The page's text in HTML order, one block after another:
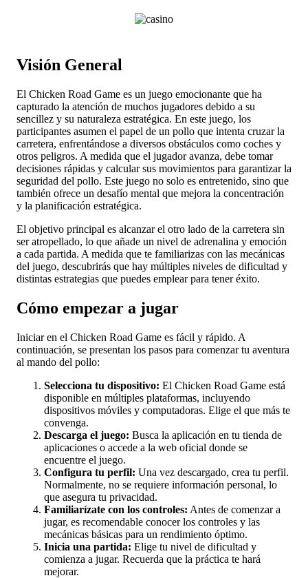
Visión General
El Chicken Road Game es un juego emocionante que ha
capturado la atención de muchos jugadores debido a su
sencillez y su naturaleza estratégica. En este juego, los
participantes asumen el papel de un pollo que intenta cruzar la
carretera, enfrentándose a diversos obstáculos como coches y
otros peligros. A medida que el jugador avanza, debe tomar
decisiones rápidas y calcular sus movimientos para garantizar la
seguridad del pollo. Este juego no solo es entretenido, sino que
también ofrece un desafío mental que mejora la concentración
y la planificación estratégica.
El objetivo principal es alcanzar el otro lado de la carretera sin
ser atropellado, lo que añade un nivel de adrenalina y emoción
a cada partida. A medida que te familiarizas con las mecánicas
del juego, descubrirás que hay múltiples niveles de dificultad y
distintas estrategias que puedes emplear para tener éxito.
Cómo empezar a jugar
Iniciar en el Chicken Road Game es fácil y rápido. A
continuación, se presentan los pasos para comenzar tu aventura
al mando del pollo:
Selecciona tu dispositivo: El Chicken Road Game está
disponible en múltiples plataformas, incluyendo
dispositivos móviles y computadoras. Elige el que más te
convenga.
Descarga el juego: Busca la aplicación en tu tienda de
aplicaciones o accede a la web oficial donde se
encuentre el juego.
Configura tu perfil: Una vez descargado, crea tu perfil.
Normalmente, no se requiere información personal, lo
que asegura tu privacidad.
Familiarízate con los controles: Antes de comenzar a
jugar, es recomendable conocer los controles y las
mecánicas básicas para un rendimiento óptimo.
Inicia una partida: Elige tu nivel de dificultad y
comienza a jugar. Recuerda que la práctica te hará
mejorar.